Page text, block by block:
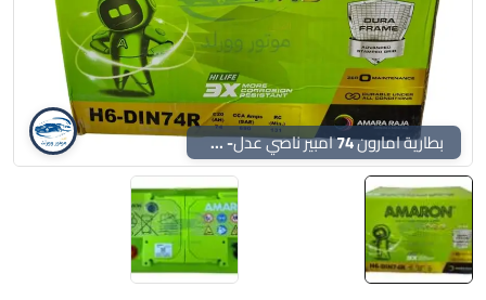
بطارية امارون 74 امبير ناصي عدل- Hi Life Pro – H6-DIN74R